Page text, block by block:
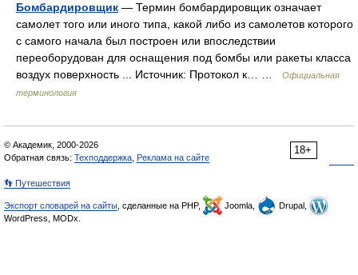
Бомбардировщик — Термин бомбардировщик означает
самолет того или иного типа, какой либо из самолетов которого
с самого начала был построен или впоследствии
переоборудован для оснащения под бомбы или ракеты класса
воздух поверхность ... Источник: Протокол к… …
Официальная
терминология
18+
© Академик, 2000-2026
Обратная связь: Техподдержка Реклама на сайте
👣 Путешествия
Экспорт словарей на сайты , сделанные на PHP, Joomla,
Drupal,
WordPress, MODx.